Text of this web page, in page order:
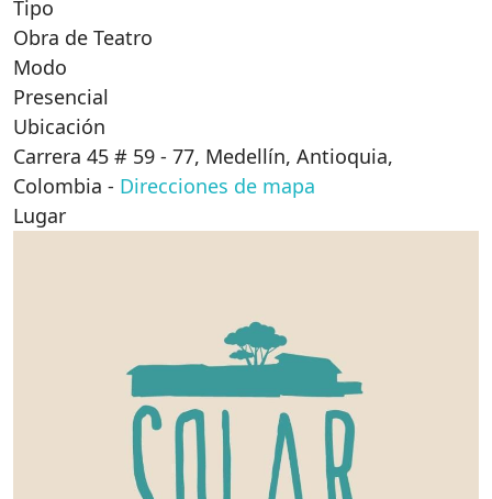
Tipo
Obra de Teatro
Modo
Presencial
Ubicación
Carrera 45 # 59 - 77, Medellín, Antioquia,
Colombia - Direcciones de mapa
Lugar